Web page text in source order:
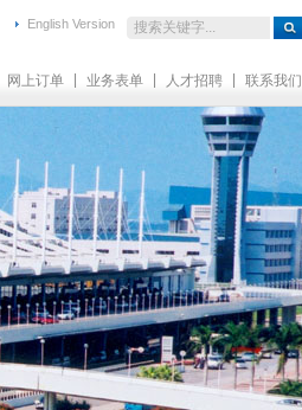
English Version
网上订单 业务表单 人才招聘 联系我们